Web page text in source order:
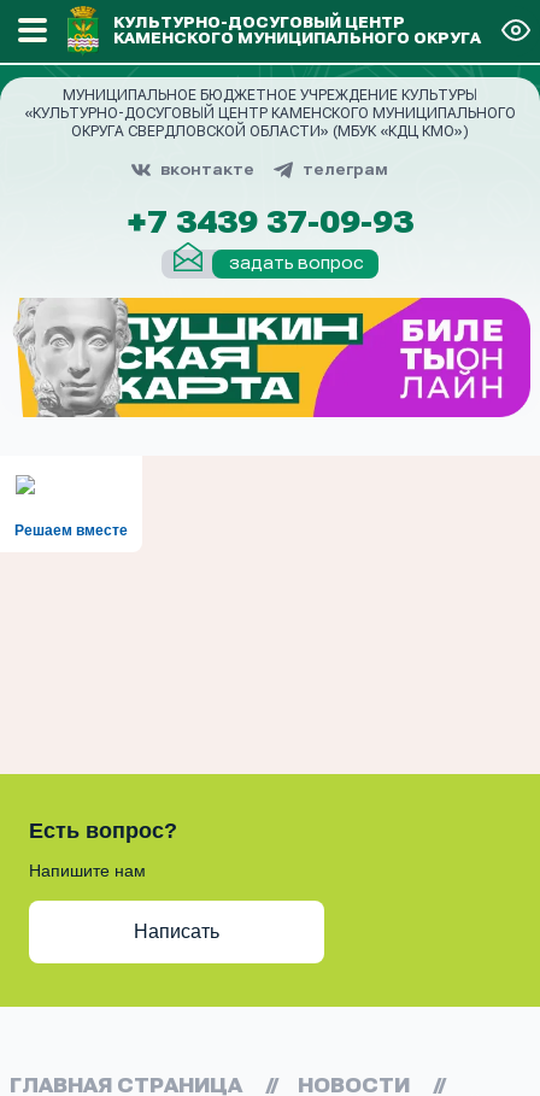
КУЛЬТУРНО-ДОСУГОВЫЙ ЦЕНТР
КАМЕНСКОГО МУНИЦИПАЛЬНОГО ОКРУГА
МУНИЦИПАЛЬНОЕ БЮДЖЕТНОЕ УЧРЕЖДЕНИЕ КУЛЬТУРЫ
«КУЛЬТУРНО-ДОСУГОВЫЙ ЦЕНТР КАМЕНСКОГО МУНИЦИПАЛЬНОГО
ОКРУГА СВЕРДЛОВСКОЙ ОБЛАСТИ» (МБУК «КДЦ КМО»)
вконтакте телеграм
+7 3439 37-09-93
задать вопрос
Решаем вместе
Есть вопрос?
Напишите нам
Написать
ГЛАВНАЯ СТРАНИЦА // НОВОСТИ
//